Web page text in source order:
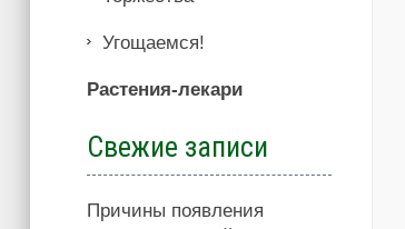
Угощаемся!
Растения-лекари
Свежие записи
Причины появления